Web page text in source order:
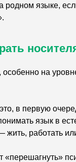
родном языке,
на
в первую
язык в
работать
«перешагнуть»